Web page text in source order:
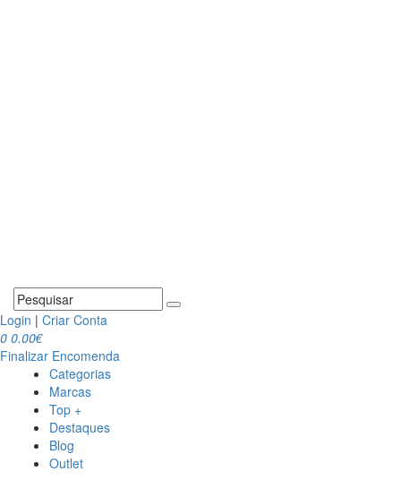
Login | Criar Conta
0 0.00€
Finalizar Encomenda
Categorias
Marcas
Top +
Destaques
Blog
Outlet